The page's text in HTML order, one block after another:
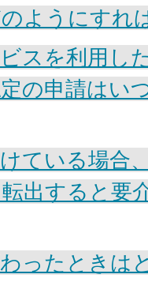
ようにすれ
スを利用し
の申請はい
ている場合
出すると要
ったときは